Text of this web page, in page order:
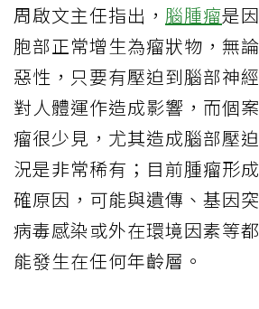
周啟文主任指出， 腦腫瘤是
胞部正常增生為瘤狀物，無
惡性，只要有壓迫到腦部神
對人體運作造成影響，而個
瘤很少見，尤其造成腦部壓
況是非常稀有；目前腫瘤形
確原因，可能與遺傳、基因突
病毒感染或外在環境因素等
能發生在任何年齡層。